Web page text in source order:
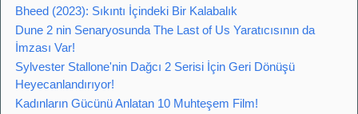
Bheed (2023): Sıkıntı İçindeki Bir Kalabalık
Dune 2 nin Senaryosunda The Last of Us Yaratıcısının da
İmzası Var!
Sylvester Stallone'nin Dağcı 2 Serisi İçin Geri Dönüşü
Heyecanlandırıyor!
Kadınların Gücünü Anlatan 10 Muhteşem Film!